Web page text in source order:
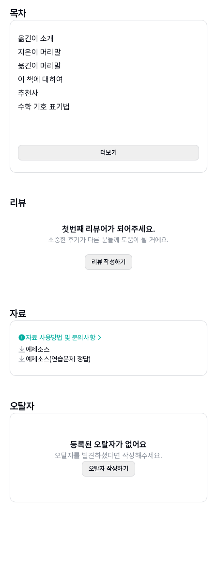
목차
옮긴이 소개
지은이 머리말
옮긴이 머리말
이 책에 대하여
추천사
수학 기호 표기법
CHAPTER 1 코드로 수학 학습하기
1.1 수학과 소프트웨어로 돈벌이가 될 문제 풀기
1.2 수학 공부를 포기할 방법
PART I 벡터와 그래픽스
CHAPTER 2 2차원 벡터로 그림 그리기
2.1 2차원 벡터 그리기
2.4 벡터 집합 변환하기
CHAPTER 3 3차원 세계로의 도약
3.1 3차원 공간에서 벡터 그리기
3.2 3차원에서의 벡터 산술
3.4 외적 : 유향 면적 측정하기
CHAPTER 4 벡터 변환과 그래픽스
4.1 3차원 객체 변환
CHAPTER 5 행렬로 변환 계산하기
더보기
리뷰
첫번째 리뷰어가 되어주세요.
소중한 후기가 다른 분들께 도움이 될 거에요.
리뷰 작성하기
자료
자료 사용방법 및 문의사항
예제소스
예제소스(연습문제 정답)
오탈자
등록된 오탈자가 없어요
오탈자를 발견하셨다면 작성해주세요.
오탈자 작성하기